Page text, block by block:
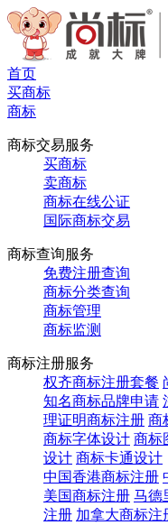
首页
买商标
商标
商标交易服务
买商标
卖商标
商标在线公证
国际商标交易
商标查询服务
免费注册查询
商标分类查询
商标管理
商标监测
商标注册服务
权齐商标注册套餐
知名商标品牌申请
理证明商标注册 商
商标字体设计 商标
设计 商标卡通设计
中国香港商标注册
美国商标注册 马德
注册 加拿大商标注